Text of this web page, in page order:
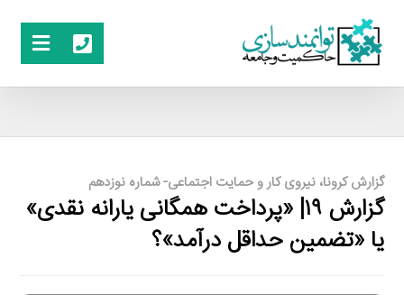
گزارش کرونا، نیروی کار و حمایت اجتماعی- شماره نوزدهم
گزارش ۱۹| «پرداخت همگانی یارانه نقدی»
یا «تضمین حداقل درآمد»؟